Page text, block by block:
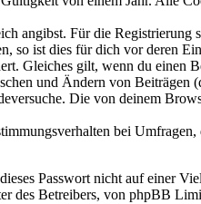
angibst. Für die Registrierung
so ist dies für dich vor deren
Gleiches gilt, wenn du einen
und Ändern von Beiträgen
Die von deinem
bei
Passwort nicht auf einer
des Betreibers, von phpBB